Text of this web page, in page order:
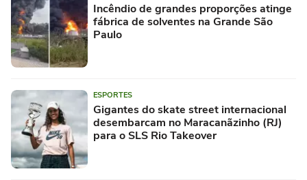
Incêndio de grandes proporções atinge
fábrica de solventes na Grande São
Paulo
ESPORTES
Gigantes do skate street internacional
desembarcam no Maracanãzinho (RJ)
para o SLS Rio Takeover